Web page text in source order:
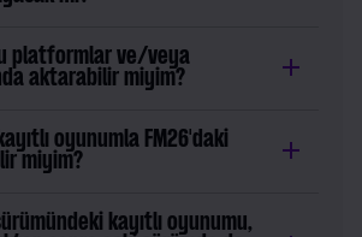
platformlar ve/veya
aktarabilir miyim?
oyunumla FM26'daki
miyim?
kayıtlı oyunumu,